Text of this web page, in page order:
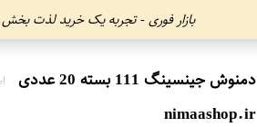
بازار فوری - تجربه یک خرید لذت
دمنوش جینسینگ 111 بسته 20 عددی
nimaashop.ir